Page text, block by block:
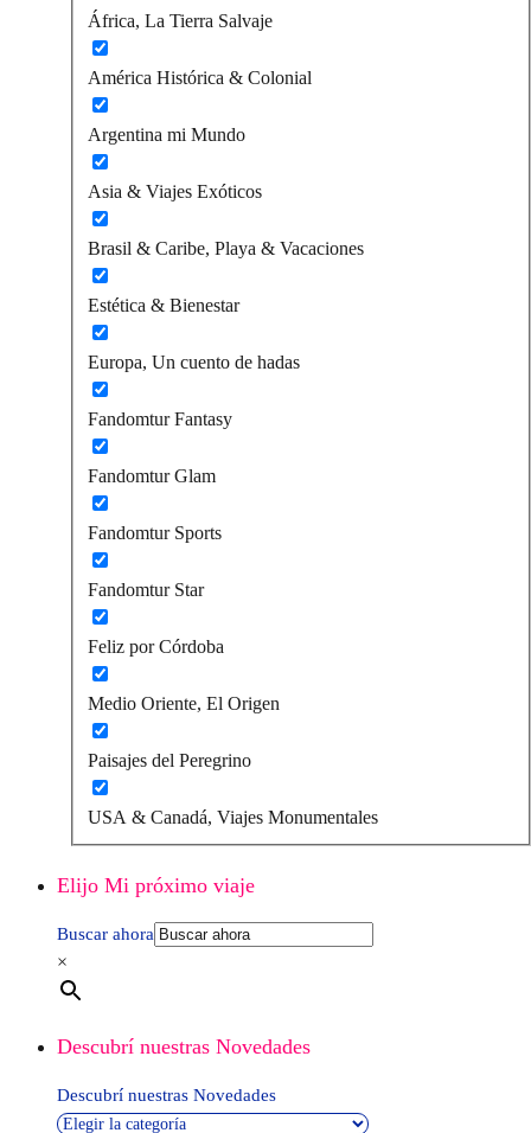
África, La Tierra Salvaje
América Histórica & Colonial
Argentina mi Mundo
Asia & Viajes Exóticos
Brasil & Caribe, Playa & Vacaciones
Estética & Bienestar
Europa, Un cuento de hadas
Fandomtur Fantasy
Fandomtur Glam
Fandomtur Sports
Fandomtur Star
Feliz por Córdoba
Medio Oriente, El Origen
Paisajes del Peregrino
USA & Canadá, Viajes Monumentales
Elijo Mi próximo viaje
Buscar ahora
×
Descubrí nuestras Novedades
Descubrí nuestras Novedades